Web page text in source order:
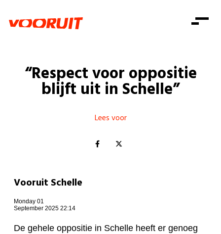
Zorg
Gelijke kansen
Welzijn
Consumentenbescherming
Kinderen en jongeren
Onze mensen
Standpunten
Vacatures
Doe mee
Doe mee
Word lid
Shop
Login
“Respect voor oppositie
blijft uit in Schelle”
Lees voor
Vooruit Schelle
Monday 01
September 2025 22:14
De gehele oppositie in Schelle heeft er genoeg